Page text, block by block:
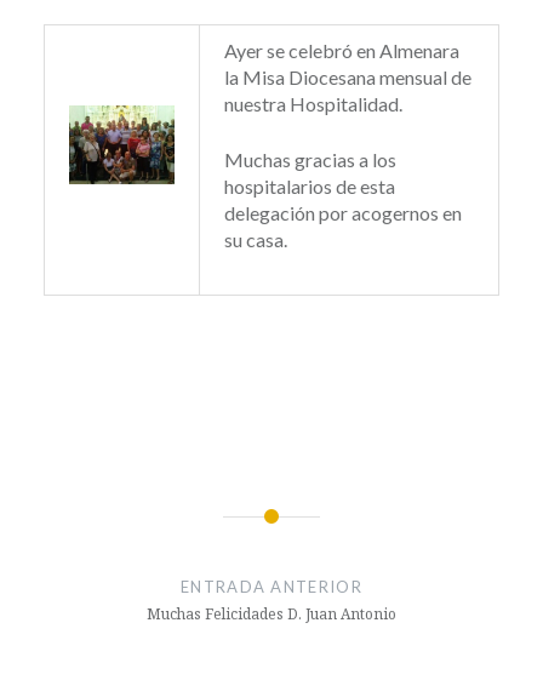
Ayer se celebró en Almenara
la Misa Diocesana mensual de
nuestra Hospitalidad.
Muchas gracias a los
hospitalarios de esta
delegación por acogernos en
su casa.
ENTRADA ANTERIOR
Muchas Felicidades D. Juan Antonio